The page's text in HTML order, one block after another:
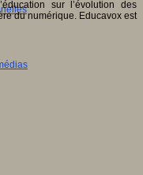
sur l’évolution des
du numérique. Educavox est